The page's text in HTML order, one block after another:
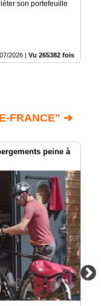
son portefeuille
2026 Vu 265382 fois
FRANCE" ➔
peine à